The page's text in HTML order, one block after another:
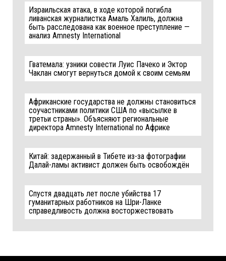
Израильская атака, в ходе которой погибла
ливанская журналистка Амаль Халиль, должна
быть расследована как военное преступление —
анализ Amnesty International
Гватемала: узники совести Луис Пачеко и Эктор
Чаклан смогут вернуться домой к своим семьям
Африканские государства не должны становиться
соучастниками политики США по «высылке в
третьи страны». Объясняют региональные
директора Amnesty International по Африке
Китай: задержанный в Тибете из-за фотографии
Далай-ламы активист должен быть освобождён
Спустя двадцать лет после убийства 17
гуманитарных работников на Шри-Ланке
справедливость должна восторжествовать